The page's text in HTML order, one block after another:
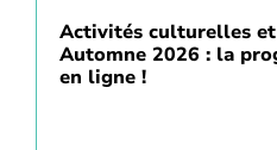
Activités culturelles
Automne 2026 : la
en ligne !